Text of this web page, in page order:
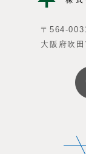
〒564-
大阪府吹